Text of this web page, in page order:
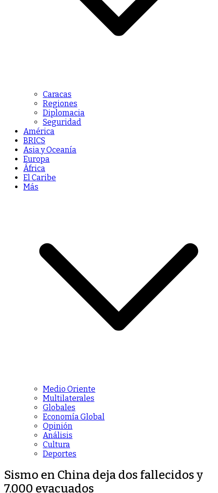
Caracas
Regiones
Diplomacia
Seguridad
América
BRICS
Asia y Oceanía
Europa
África
El Caribe
Más
Medio Oriente
Multilaterales
Globales
Economía Global
Opinión
Análisis
Cultura
Deportes
Sismo en China deja dos fallecidos y
7.000 evacuados